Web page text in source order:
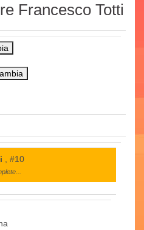
Francesco Totti
, #10